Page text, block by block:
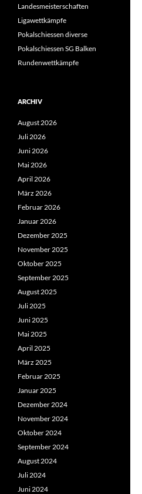
Landesmeisterschaften
Ligawettkämpfe
Pokalschiessen diverse
Pokalschiessen SG Balken
Rundenwettkämpfe
ARCHIV
August 2026
Juli 2026
Juni 2026
Mai 2026
April 2026
März 2026
Februar 2026
Januar 2026
Dezember 2025
November 2025
Oktober 2025
September 2025
August 2025
Juli 2025
Juni 2025
Mai 2025
April 2025
März 2025
Februar 2025
Januar 2025
Dezember 2024
November 2024
Oktober 2024
September 2024
August 2024
Juli 2024
Juni 2024